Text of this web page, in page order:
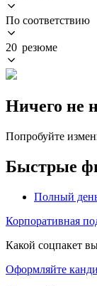
По соответствию
20 резюме
Ничего не
Попробуйте
Быстрые
Полный
Корпоративная
Какой соцпакет
Оформляйте